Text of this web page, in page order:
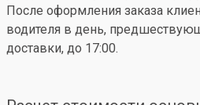
После оформления заказа
водителя в день,
доставки, до 17:00.